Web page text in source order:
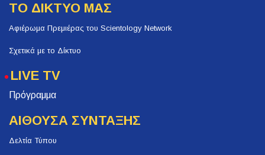
ΤΟ ΔΙΚΤΥΟ ΜΑΣ
Αφιέρωμα Πρεμιέρας του Scientology Network
Σχετικά με το Δίκτυο
LIVE TV
Πρόγραμμα
ΑΙΘΟΥΣΑ ΣΥΝΤΑΞΗΣ
Δελτία Τύπου